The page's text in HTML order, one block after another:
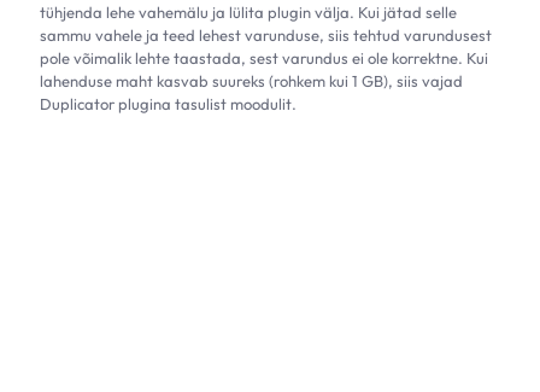
tühjenda lehe vahemälu ja lülita plugin välja. Kui jätad selle
sammu vahele ja teed lehest varunduse, siis tehtud varundusest
pole võimalik lehte taastada, sest varundus ei ole korrektne. Kui
lahenduse maht kasvab suureks (rohkem kui 1 GB), siis vajad
Duplicator plugina tasulist moodulit.